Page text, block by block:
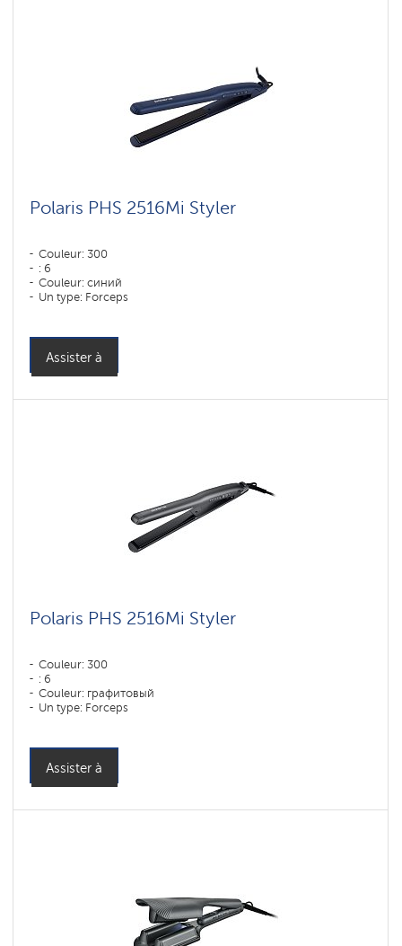
Polaris PHS 2516Mi Styler
Couleur: 300
: 6
Couleur: синий
Un type: Forceps
Assister à
Polaris PHS 2516Mi Styler
Couleur: 300
: 6
Couleur: графитовый
Un type: Forceps
Assister à